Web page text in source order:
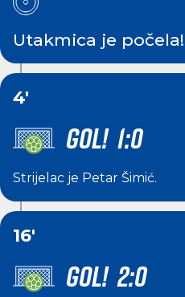
Utakmica je počela!
4'
GOL! 1:0
Strijelac je Petar Šimić.
16'
GOL! 2:0